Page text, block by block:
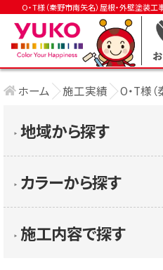
O・T様（秦野市南矢名）屋根・外壁塗装
ホーム 施工実績
▶︎ 施工内容で探す
▶︎ カラーから探す
▶︎ 地域から探す